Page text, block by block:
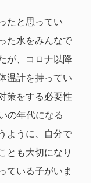
たと思ってい
た水をみんなで
が、コロナ以降
温計を持ってい
策をする必要性
の年代になる
ように、自分で
とも大切になり
ている子がいま